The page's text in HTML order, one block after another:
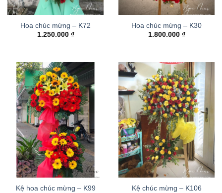
Hoa chúc mừng – K72
1.250.000 ₫
Hoa chúc mừng – K30
1.800.000 ₫
Kệ hoa chúc mừng – K99
Kệ chúc mừng – K106